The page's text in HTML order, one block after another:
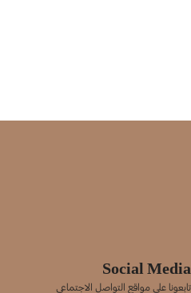
Social Media
تابعونا على مواقع التواصل الاجتماعي